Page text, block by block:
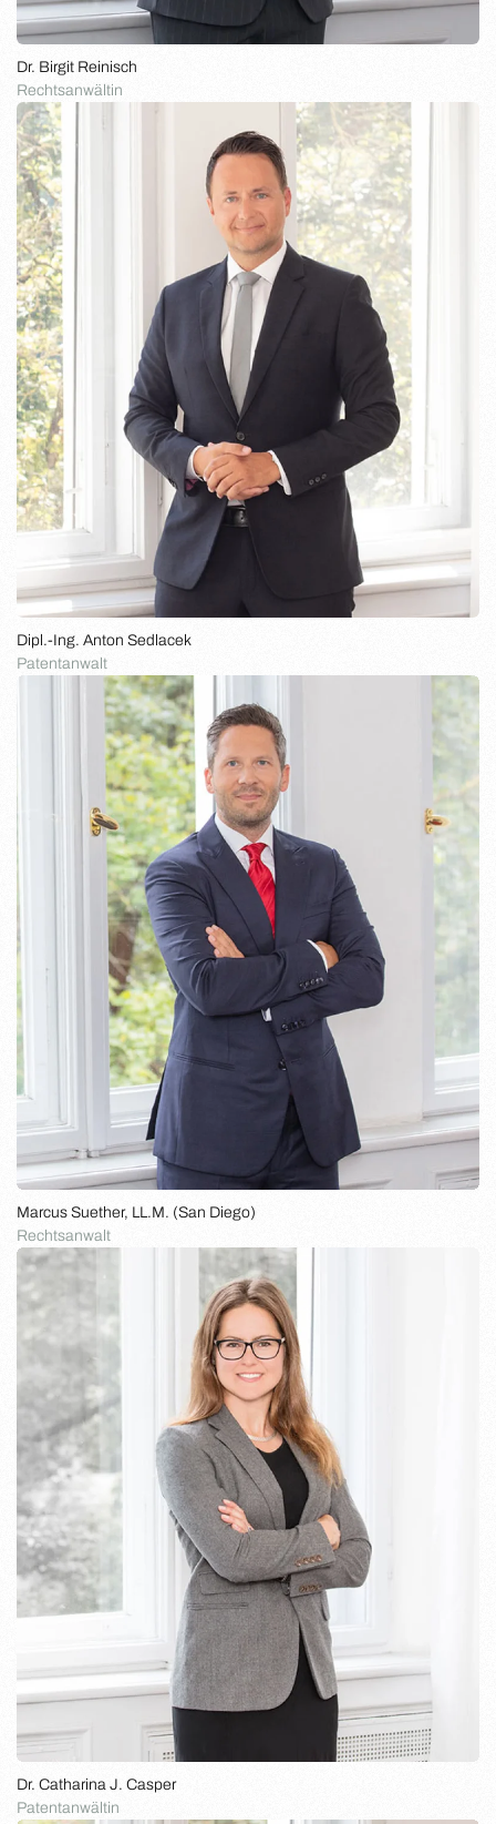
Dr. Birgit Reinisch
Rechtsanwältin
Dipl.-Ing. Anton Sedlacek
Patentanwalt
Marcus Suether, LL.M. (San Diego)
Rechtsanwalt
Dr. Catharina J. Casper
Patentanwältin